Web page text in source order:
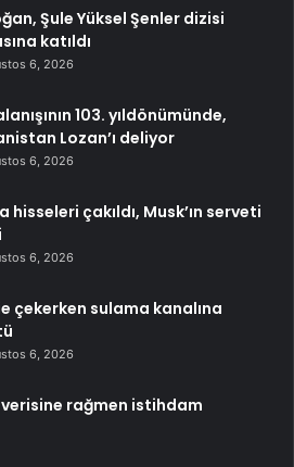
Şule Yüksel Şenler dizisi
katıldı
6, 2026
103. yıldönümünde,
Lozan’ı deliyor
6, 2026
hisseleri çakıldı, Musk’ın serveti
6, 2026
çekerken sulama kanalına
6, 2026
rağmen istihdam